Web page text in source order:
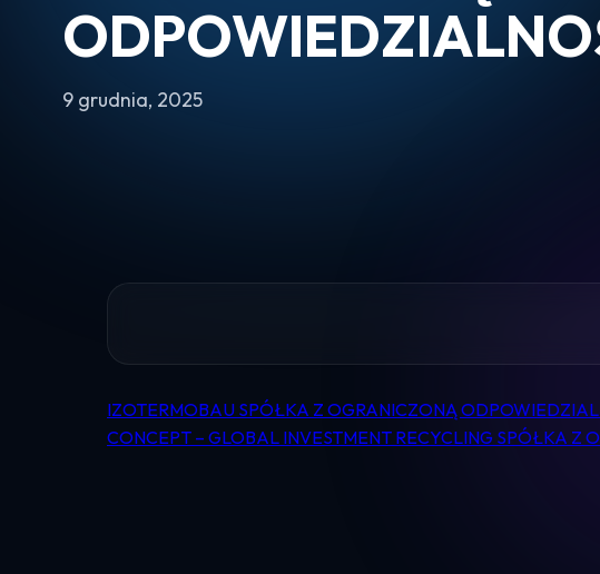
9 grudnia, 2025
Nawigacja
IZOTERMOBAU SPÓŁKA Z OGRANICZONĄ
CONCEPT – GLOBAL INVESTMENT RECYCLING SPÓŁKA Z